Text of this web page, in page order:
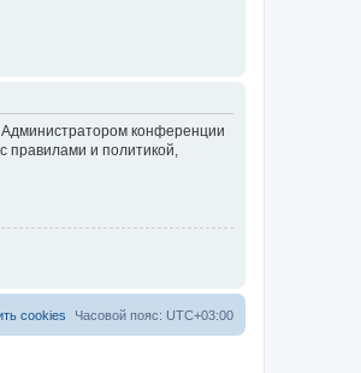
конференции
правилами и политикой,
Часовой пояс: UTC+03:00
cookies